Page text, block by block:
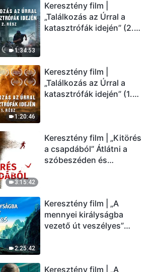
1:34:53
Keresztény film |
„Találkozás az Úrral a
katasztrófák idején” (2.
országába? (Magyar
szinkron)
1:20:46
Keresztény film |
„Találkozás az Úrral a
katasztrófák idején” (1.
3:15:42
Keresztény film | „Kitörés
a csapdából” Átlátni a
szóbeszéden és
2:25:42
Keresztény film | „A
mennyei királyságba
vezető út veszélyes”
Keresztény film | „A